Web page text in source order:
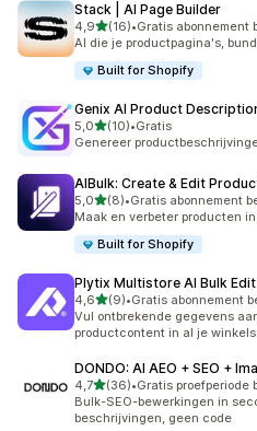
Stack | AI Page Builder
4,9van 5 sterren
(16)
16 recensies in totaal
•Gratis abonnement
AI die je productpagina's,
Built for Shopify
Genix AI Product
5,0van 5 sterren
(10)
10 recensies in totaal
•Gratis
Genereer
AIBulk: Create & Edit
5,0van 5 sterren
(8)
8 recensies in totaal
•Gratis abonnement
Maak en verbeter producten
Built for Shopify
Plytix Multistore AI Bulk Edit
4,6van 5 sterren
(9)
9 recensies in totaal
•Gratis abonnement
Vul ontbrekende gegevens
productcontent in al je winkels
DONDO: AI AEO + SEO +
4,7van 5 sterren
(36)
36 recensies in totaal
•Gratis proefperiode
Bulk-SEO-bewerkingen in
beschrijvingen, geen code